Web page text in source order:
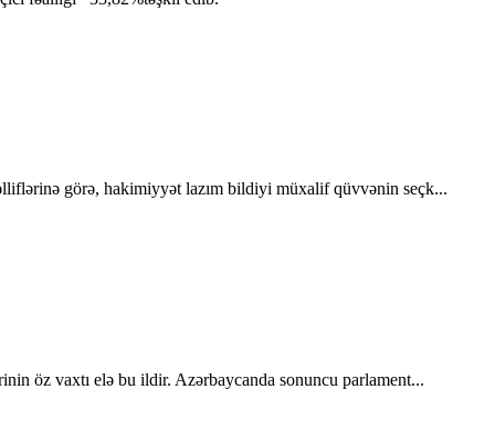
görə, hakimiyyət lazım bildiyi müxalif qüvvənin seçk...
öz vaxtı elə bu ildir. Azərbaycanda sonuncu parlament...